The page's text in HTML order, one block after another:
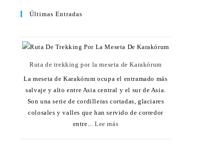
Últimas Entradas
Ruta de trekking por la meseta de Karakórum
La meseta de Karakórum ocupa el entramado más
salvaje y alto entre Asia central y el sur de Asia.
Son una serie de cordilleras cortadas, glaciares
colosales y valles que han servido de corredor
entre...Lee más